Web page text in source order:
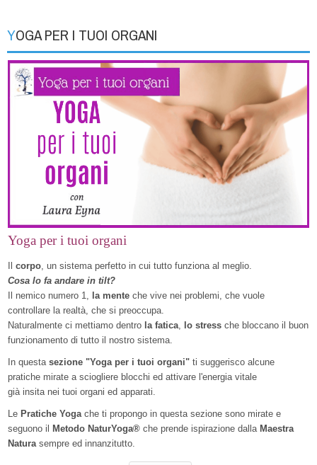
YOGA PER I TUOI ORGANI
Yoga per i tuoi organi
corpo, un sistema perfetto in cui tutto funziona al meglio.
Cosa lo fa andare in tilt?
Il nemico numero 1, la mente che vive nei problemi, che vuole
controllare la realtà, che si preoccupa.
Naturalmente ci mettiamo dentro la fatica, lo stress che bloccano il buon
funzionamento di tutto il nostro sistema.
In questa sezione "Yoga per i tuoi organi" ti suggerisco alcune
pratiche mirate a sciogliere blocchi ed attivare l'energia vitale
già insita nei tuoi organi ed apparati.
Le Pratiche Yogache ti propongo in questa sezione sono mirate e
seguono il
Metodo NaturYoga® che prende ispirazione dalla Maestra
Naturasempre ed innanzitutto.